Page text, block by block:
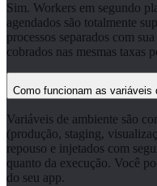
Sim. Workers em segundo
agendados são totalmente
processos separados com
cobrados nas mesmas taxas
Como funcionam as variáveis
Variáveis de ambiente são
(produção, staging,
repouso e injetados com
quanto da execução. Você
do seu app.